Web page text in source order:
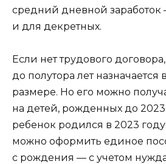
средний дневной заработок
и для декретных.
Если нет трудового
до полутора лет
размере. Но его можно
на детей, рожденных до 2023
ребенок родился в 2023
можно оформить единое
с рождения — с учетом